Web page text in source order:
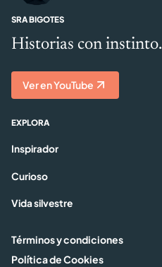
SRA BIGOTES
Historias con instinto.
Ver en YouTube
EXPLORA
Inspirador
Curioso
Vida silvestre
Términos y condiciones
Política de Cookies